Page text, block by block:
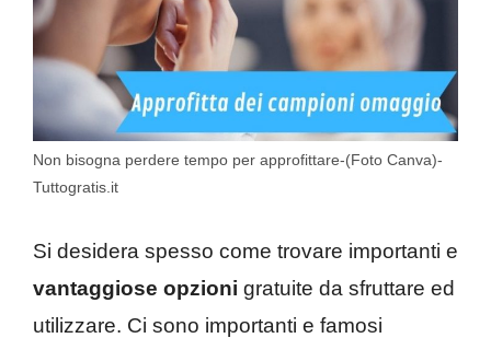
Non bisogna perdere tempo per approfittare-(Foto Canva)-
Tuttogratis.it
Si desidera spesso come trovare importanti e
vantaggiose opzioni gratuite da sfruttare ed
utilizzare. Ci sono importanti e famosi